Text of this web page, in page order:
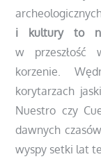
i kultury to
w przeszłość
korzenie.
korytarzach
Nuestro czy
dawnych
wyspy setki lat